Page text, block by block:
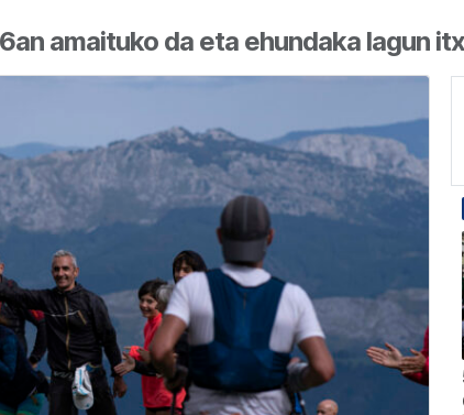
amaituko da eta ehundaka lagun